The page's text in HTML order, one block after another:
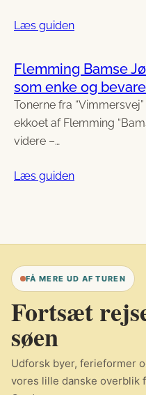
Læs guiden
Flemming Bamse
som enke og
Tonerne fra
ekkoet af Flemming
videre –…
Læs guiden
FÅ MERE UD AF TUREN
Fortsæt
søen
Udforsk byer, ferieformer
vores lille danske overblik